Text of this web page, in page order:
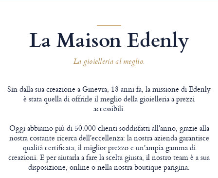
La Maison Edenly
La gioielleria al meglio.
Sin dalla sua creazione a Ginevra, 18 anni fa, la missione di Edenly
è stata quella di offrirle il meglio della gioielleria a prezzi
accessibili.
Oggi abbiamo più di 50.000 clienti soddisfatti all'anno, grazie alla
nostra costante ricerca dell'eccellenza: la nostra azienda garantisce
qualità certificata, il miglior prezzo e un'ampia gamma di
creazioni. E per aiutarla a fare la scelta giusta, il nostro team è a sua
disposizione, online o nella nostra boutique parigina.